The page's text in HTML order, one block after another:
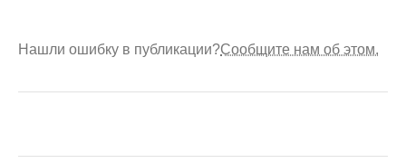
Нашли ошибку в публикации?Сообщите нам об этом.